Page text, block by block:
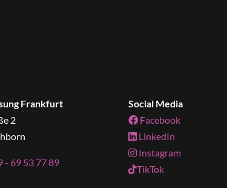
Frankfurt
2
- 69 53 77 89
Social Media
Facebook
LinkedIn
Instagram
TikTok